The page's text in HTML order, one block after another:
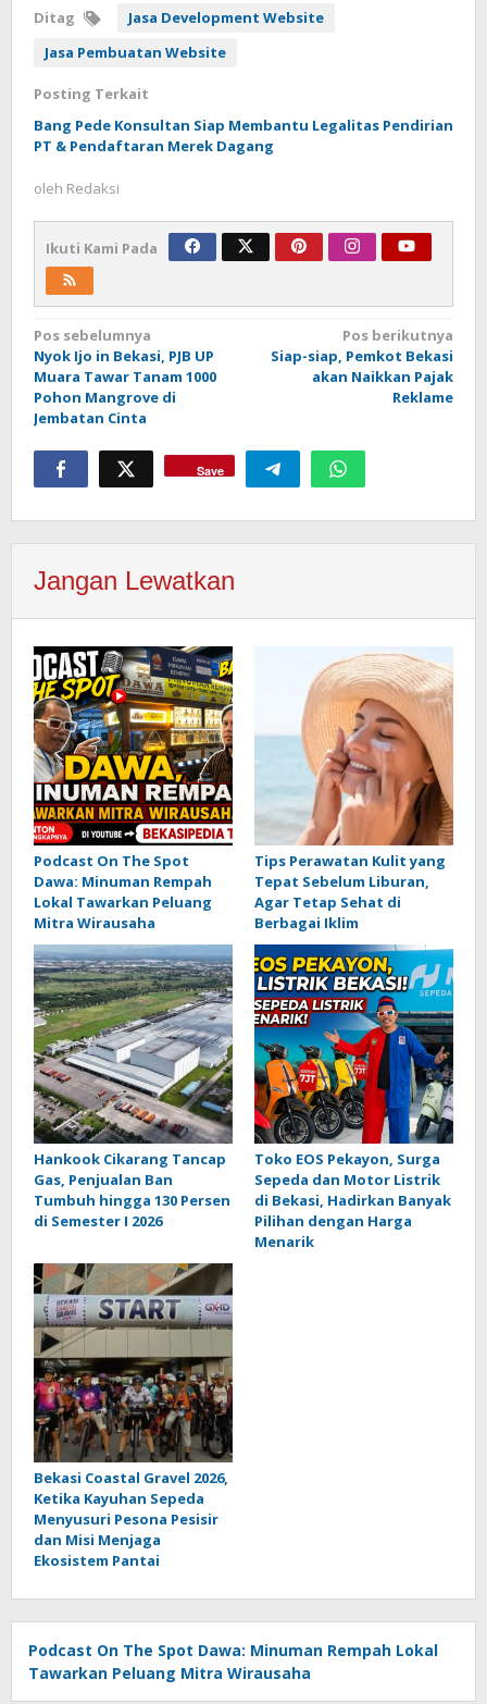
Ditag
Jasa Development Website
Jasa Pembuatan Website
Posting Terkait
Bang Pede Konsultan Siap Membantu Legalitas Pendirian
PT & Pendaftaran Merek Dagang
oleh Redaksi
Ikuti Kami Pada
Navigasi
pos
Pos sebelumnya
Nyok Ijo in Bekasi, PJB UP
Muara Tawar Tanam 1000
Pohon Mangrove di
Jembatan Cinta
Pos berikutnya
Siap-siap, Pemkot Bekasi
akan Naikkan Pajak
Reklame
Save
Jangan Lewatkan
Podcast On The Spot
Dawa: Minuman Rempah
Lokal Tawarkan Peluang
Mitra Wirausaha
Tips Perawatan Kulit yang
Tepat Sebelum Liburan,
Agar Tetap Sehat di
Berbagai Iklim
Hankook Cikarang Tancap
Gas, Penjualan Ban
Tumbuh hingga 130 Persen
di Semester I 2026
Toko EOS Pekayon, Surga
Sepeda dan Motor Listrik
di Bekasi, Hadirkan Banyak
Pilihan dengan Harga
Menarik
Bekasi Coastal Gravel 2026,
Ketika Kayuhan Sepeda
Menyusuri Pesona Pesisir
dan Misi Menjaga
Ekosistem Pantai
Podcast On The Spot Dawa: Minuman Rempah Lokal
Tawarkan Peluang Mitra Wirausaha